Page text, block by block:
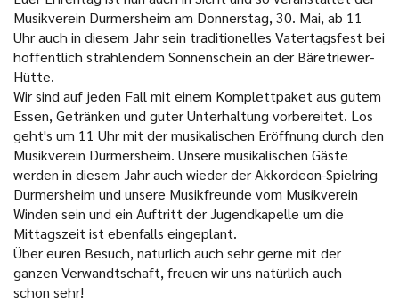
Musikverein Durmersheim am Donnerstag, 30. Mai, ab 11
Uhr auch in diesem Jahr sein traditionelles Vatertagsfest bei
hoffentlich strahlendem Sonnenschein an der Bäretriewer-
Hütte.
Wir sind auf jeden Fall mit einem Komplettpaket aus gutem
Essen, Getränken und guter Unterhaltung vorbereitet. Los
geht's um 11 Uhr mit der musikalischen Eröffnung durch den
Musikverein Durmersheim. Unsere musikalischen Gäste
werden in diesem Jahr auch wieder der Akkordeon-Spielring
Durmersheim und unsere Musikfreunde vom Musikverein
Winden sein und ein Auftritt der Jugendkapelle um die
Mittagszeit ist ebenfalls eingeplant.
Über euren Besuch, natürlich auch sehr gerne mit der
ganzen Verwandtschaft, freuen wir uns natürlich auch
schon sehr!